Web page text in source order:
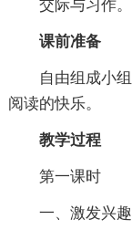
交际与习作。
课前准备
自由组成小
阅读的快乐。
教学过程
第一课时
一、激发兴